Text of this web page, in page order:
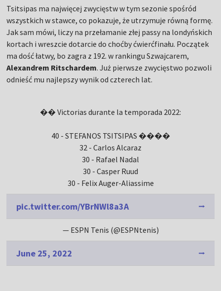
Tsitsipas ma najwięcej zwycięstw w tym sezonie spośród
wszystkich w stawce, co pokazuje, że utrzymuje równą formę.
Jak sam mówi, liczy na przełamanie złej passy na londyńskich
kortach i wreszcie dotarcie do choćby ćwierćfinału. Początek
ma dość łatwy, bo zagra z 192. w rankingu Szwajcarem,
Alexandrem Ritschardem. Już pierwsze zwycięstwo pozwoli
odnieść mu najlepszy wynik od czterech lat.
�� Victorias durante la temporada 2022:
40 - STEFANOS TSITSIPAS ����
32 - Carlos Alcaraz
30 - Rafael Nadal
30 - Casper Ruud
30 - Felix Auger-Aliassime
pic.twitter.com/YBrNWl8a3A
— ESPN Tenis (@ESPNtenis)
June 25, 2022